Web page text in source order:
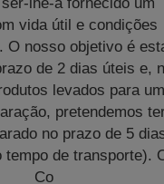
vida útil e condições
O nosso objetivo é
de 2 dias úteis e,
levados para um
pretendemos
no prazo de 5
tempo de transporte).
Co